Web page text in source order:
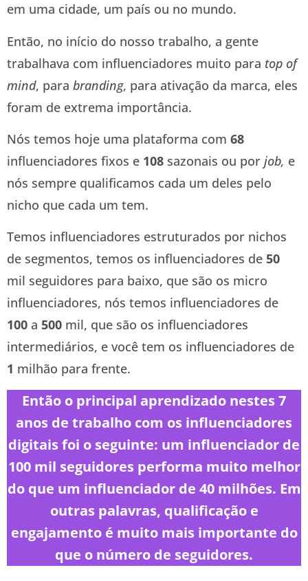
em uma cidade, um país ou no mundo.
Então, no início do nosso trabalho, a gente
trabalhava com influenciadores muito para top of
mind, para branding, para ativação da marca, eles
foram de extrema importância.
Nós temos hoje uma plataforma com 68
influenciadores fixos e 108 sazonais ou por job, e
nós sempre qualificamos cada um deles pelo
nicho que cada um tem.
Temos influenciadores estruturados por nichos
de segmentos, temos os influenciadores de 50
mil seguidores para baixo, que são os micro
influenciadores, nós temos influenciadores de
100 a 500 mil, que são os influenciadores
intermediários, e você tem os influenciadores de
1 milhão para frente.
Então o principal aprendizado nestes 7
anos de trabalho com os influenciadores
digitais foi o seguinte: um influenciador de
100 mil seguidores performa muito melhor
do que um influenciador de 40 milhões. Em
outras palavras, qualificação e
engajamento é muito mais importante do
que o número de seguidores.